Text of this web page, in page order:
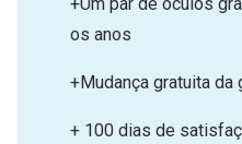
os anos
+Mudança gratuita da
+ 100 dias de